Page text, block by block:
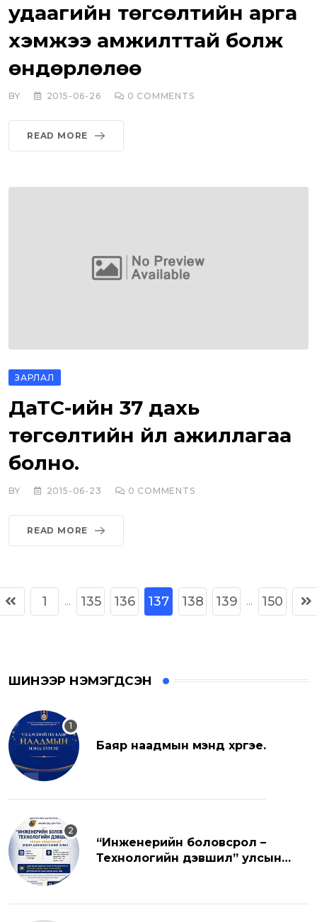
удаагийн төгсөлтийн арга
хэмжээ амжилттай болж
өндөрлөлөө
BY 2015-06-26 0 COMMENTS
READ MORE
ЗАРЛАЛ
ДаТС-ийн 37 дахь
төгсөлтийн үйл ажиллагаа
болно.
BY 2015-06-23 0 COMMENTS
READ MORE
1 ... 135 136 137 138 139 ... 150
ШИНЭЭР НЭМЭГДСЭН
Баяр наадмын мэнд хүргэе.
“Инженерийн боловсрол –
Технологийн дэвшил” улсын